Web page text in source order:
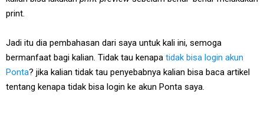
print.
Jadi itu dia pembahasan dari saya untuk kali ini, semoga
bermanfaat bagi kalian. Tidak tau kenapa tidak bisa login akun
Ponta? jika kalian tidak tau penyebabnya kalian bisa baca artikel
tentang kenapa tidak bisa login ke akun Ponta saya.